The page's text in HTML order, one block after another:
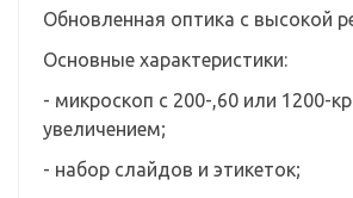
Обновленная оптика с высокой
Основные характеристики:
- микроскоп с 200-,60 или 1200-
увеличением;
- набор слайдов и этикеток;